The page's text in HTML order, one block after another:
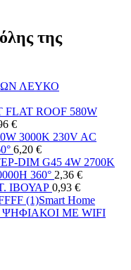
της
ΛΕΥΚΟ
FLAT ROOF 580W
€
3000K 230V AC
6,20 €
DIM G45 4W 2700K
360° 2,36 €
ΙΒΟΥΑΡ 0,93 €
Smart Home
ΜΕ WIFI